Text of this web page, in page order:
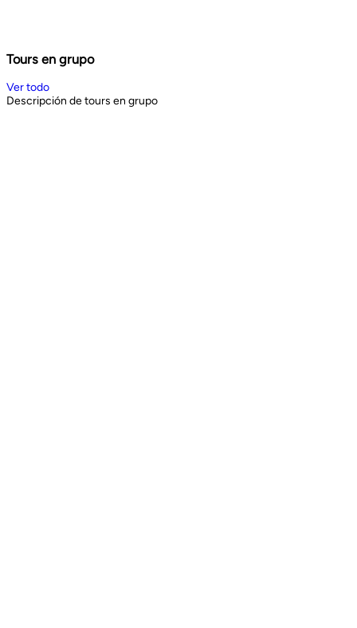
Tours en grupo
Ver todo
Descripción de tours en grupo